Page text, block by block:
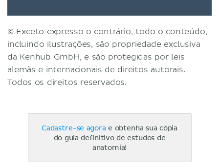
© Exceto expresso o contrário, todo o conteúdo,
incluindo ilustrações, são propriedade exclusiva
da Kenhub GmbH, e são protegidas por leis
alemãs e internacionais de direitos autorais.
Todos os direitos reservados.
Cadastre-se agora e obtenha sua cópia
do guia definitivo de estudos de
anatomia!